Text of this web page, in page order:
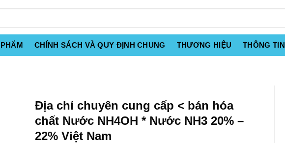
CHÍNH SÁCH VÀ QUY ĐỊNH CHUNG THƯƠNG HIỆU THÔNG TIN
Địa chỉ chuyên cung cấp < bán hóa
chất Nước NH4OH * Nước NH3 20% –
22% Việt Nam